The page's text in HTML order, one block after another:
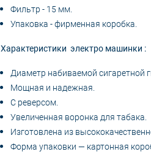
Фильтр - 15 мм.
Упаковка - фирменная коробка.
Характеристики электро машинки :
Диаметр набиваемой сигаретной
Мощная и надежная.
С реверсом.
Увеличенная воронка для табака.
Изготовлена из
Форма упаковки — картонная